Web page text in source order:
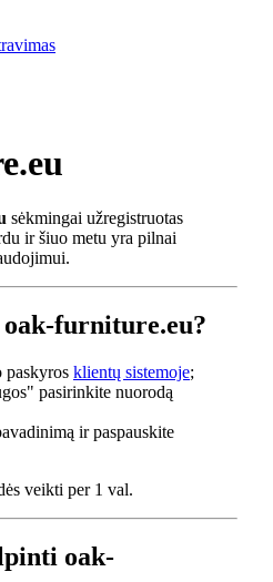
sėkmingai užregistruotas
ir šiuo metu yra pilnai
furniture.eu?
paskyros klientų sistemoje;
pasirinkite nuorodą
ir paspauskite
veikti per 1 val.
oak-